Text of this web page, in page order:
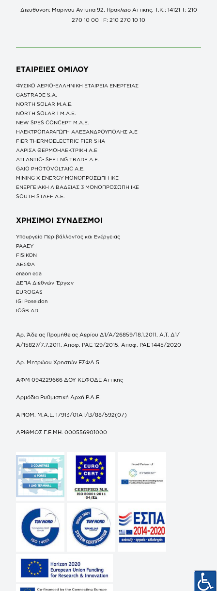
Διεύθυνση: Μαρίνου Αντύπα 92, Ηράκλειο Αττικής, Τ.Κ.: 14121 Τ: 210
270 10 00 | F: 210 270 10 10
ΕΤΑΙΡΕΙΕΣ ΟΜΙΛΟΥ
ΦΥΣΙΚΟ ΑΕΡΙΟ-ΕΛΛΗΝΙΚΗ ΕΤΑΙΡΕΙΑ ΕΝΕΡΓΕΙΑΣ
GASTRADE S.A.
NORTH SOLAR M.Α.Ε.
NORTH SOLAR 1 M.Α.Ε.
NEW SPES CONCEPT Μ.Α.Ε.
ΗΛΕΚΤΡΟΠΑΡΑΓΩΓΗ ΑΛΕΞΑΝΔΡΟΥΠΟΛΗΣ A.E
FIER THERMOELECTRIC FIER SHA
ΛΑΡΙΣΑ ΘΕΡΜΟΗΛΕΚΤΡΙΚΗ A.E
ATLANTIC- SEE LNG TRADE A.E.
GAIO PHOTOVOLTAIC Α.Ε.
MINING X ENERGY ΜΟΝΟΠΡΟΣΩΠΗ ΙΚΕ
ΕΝΕΡΓΕΙΑΚΗ ΛΙΒΑΔΕΙΑΣ 3 ΜΟΝΟΠΡΟΣΩΠΗ ΙΚΕ
SOUTH STAFF Α.Ε.
ΧΡΗΣΙΜΟΙ ΣΥΝΔΕΣΜΟΙ
Υπουργείο Περιβάλλοντος και Ενέργειας
ΡΑΑΕΥ
FISIKON
ΔΕΣΦΑ
enaon eda
ΔΕΠΑ Διεθνών Έργων
EUROGAS
IGI Poseidon
ICGB AD
Αρ. Άδειας Προμήθειας Αερίου Δ1/Α/26859/18.1.2011, Α.Τ. Δ1/
Α/15827/7.7.2011, Αποφ. ΡΑΕ 129/2015, Αποφ. ΡΑΕ 1445/2020
Αρ. Μητρώου Χρηστών ΕΣΦΑ 5
ΑΦΜ 094229666 ΔΟΥ ΚΕΦΟΔΕ Αττικής
Αρμόδια Ρυθμιστική Αρχή Ρ.Α.Ε.
ΑΡΙΘΜ. Μ.Α.Ε. 17913/01ΑΤ/Β/88/592(07)
ΑΡΙΘΜΟΣ Γ.Ε.ΜΗ. 000556901000